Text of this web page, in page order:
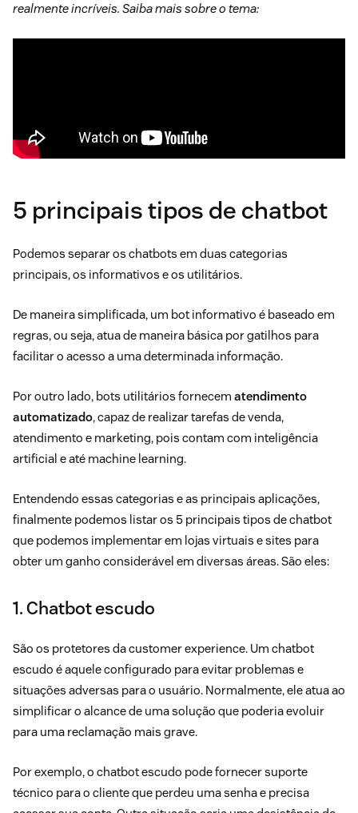
realmente incríveis. Saiba mais sobre o tema:
5 principais tipos de chatbot
Podemos separar os chatbots em duas categorias
principais, os informativos e os utilitários.
De maneira simplificada, um bot informativo é baseado em
regras, ou seja, atua de maneira básica por gatilhos para
facilitar o acesso a uma determinada informação.
Por outro lado, bots utilitários fornecem atendimento
automatizado, capaz de realizar tarefas de venda,
atendimento e marketing, pois contam com inteligência
artificial e até machine learning.
Entendendo essas categorias e as principais aplicações,
finalmente podemos listar os 5 principais tipos de chatbot
que podemos implementar em lojas virtuais e sites para
obter um ganho considerável em diversas áreas. São eles:
1. Chatbot escudo
São os protetores da customer experience. Um chatbot
escudo é aquele configurado para evitar problemas e
situações adversas para o usuário. Normalmente, ele atua ao
simplificar o alcance de uma solução que poderia evoluir
para uma reclamação mais grave.
Por exemplo, o chatbot escudo pode fornecer suporte
técnico para o cliente que perdeu uma senha e precisa